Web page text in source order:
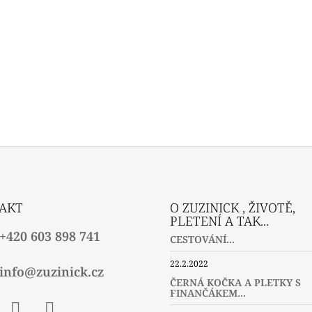
+420 603 898 741
info@zuzinick.cz
O ZUZINICK , ŽIVOTĚ,
PLETENÍ A TAK...
CESTOVÁNÍ...
22.2.2022
ČERNÁ KOČKA A PLETKY S
FINANČÁKEM...